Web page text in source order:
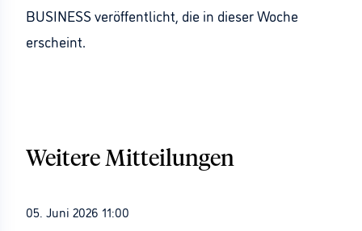
BUSINESS veröffentlicht, die in dieser Woche
erscheint.
Weitere Mitteilungen
05. Juni 2026 11:00